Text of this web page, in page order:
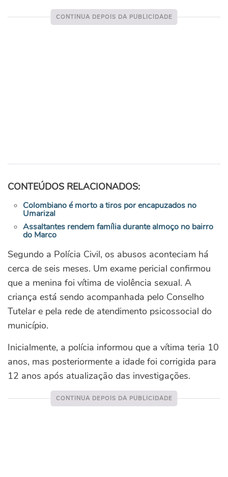
CONTEÚDOS RELACIONADOS:
Colombiano é morto a tiros por encapuzados no
Umarizal
Assaltantes rendem família durante almoço no bairro
do Marco
Segundo a Polícia Civil, os abusos aconteciam há
cerca de seis meses. Um exame pericial confirmou
que a menina foi vítima de violência sexual. A
criança está sendo acompanhada pelo Conselho
Tutelar e pela rede de atendimento psicossocial do
município.
Inicialmente, a polícia informou que a vítima teria 10
anos, mas posteriormente a idade foi corrigida para
12 anos após atualização das investigações.